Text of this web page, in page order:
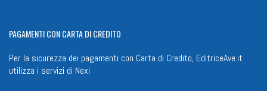
PAGAMENTICON CARTA DI CREDITO
Per la sicurezza dei pagamenti con Carta di Credito, EditriceAve.it
utilizza i servizi di Nexi